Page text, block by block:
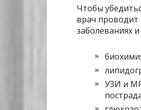
Чтобы
врач
заболеваниях
УЗИ и